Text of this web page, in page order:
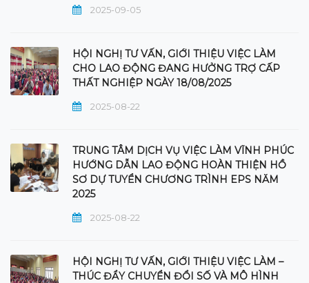
2025-09-05
HỘI NGHỊ TƯ VẤN, GIỚI THIỆU VIỆC LÀM
CHO LAO ĐỘNG ĐANG HƯỞNG TRỢ CẤP
THẤT NGHIỆP NGÀY 18/08/2025
2025-08-22
TRUNG TÂM DỊCH VỤ VIỆC LÀM VĨNH PHÚC
HƯỚNG DẪN LAO ĐỘNG HOÀN THIỆN HỒ
SƠ DỰ TUYỂN CHƯƠNG TRÌNH EPS NĂM
2025
2025-08-22
HỘI NGHỊ TƯ VẤN, GIỚI THIỆU VIỆC LÀM –
THÚC ĐẨY CHUYỂN ĐỔI SỐ VÀ MÔ HÌNH